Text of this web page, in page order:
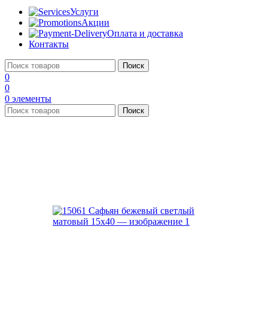
Услуги
Акции
Оплата и доставка
Контакты
Поиск
0
0
0 элементы
Поиск